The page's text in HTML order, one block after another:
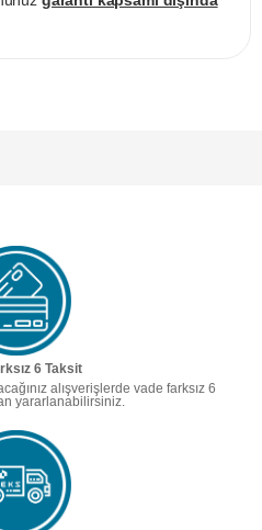
6 Taksit
alışverişlerde vade farksız 6
yararlanabilirsiniz.